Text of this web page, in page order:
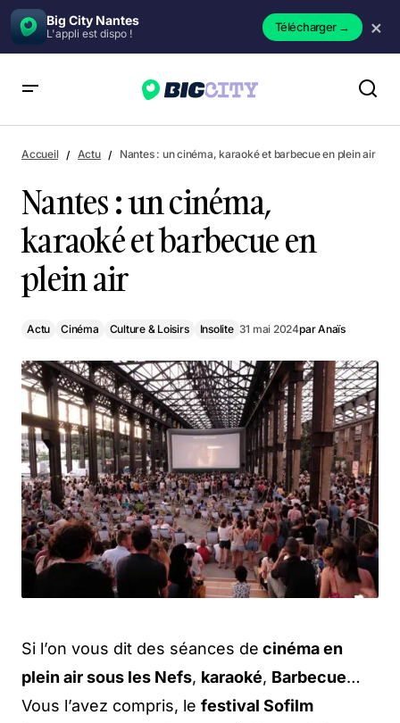
Big City Nantes
L'appli est dispo ! Télécharger→ ×
Accueil Actu Nantes : un cinéma, karaoké et barbecue en plein air
Nantes : un cinéma,
karaoké et barbecue en
plein air
Actu Cinéma Culture & Loisirs Insolite 31 mai 2024parAnaïs
Si l’on vous dit des séances de cinéma en
plein air sous les Nefs, karaoké, Barbecue…
Vous l’avez compris, le festival Sofilm